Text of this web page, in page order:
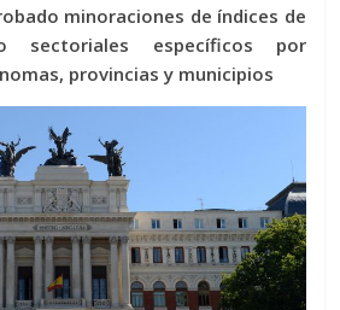
minoraciones de índices de
sectoriales específicos por
provincias y municipios